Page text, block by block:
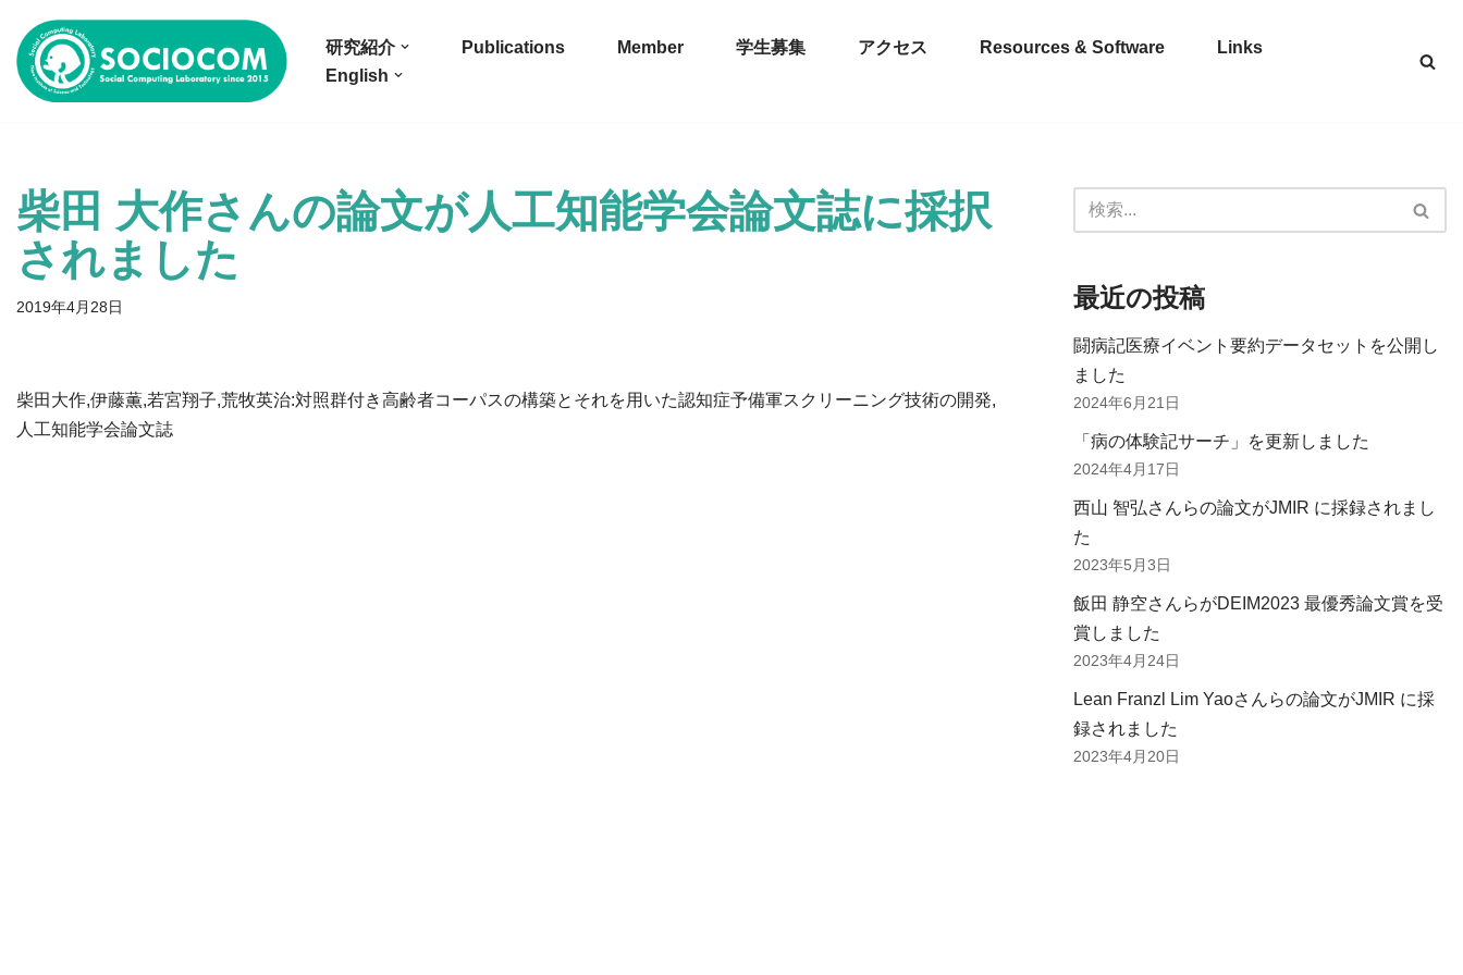
コ
ン
へ
ス
キ
研究紹介 Publications Member 学生募集 アクセス Resources & Software
Links
English
柴田 大作さんの論文が人工知能学会論文誌に採択
されました
2019年4月28日
柴田大作,伊藤薫,若宮翔子,荒牧英治:対照群付き高齢者コーパスの構築とそれを用いた認知症予備軍スクリーニング技術の開発,
人工知能学会論文誌
最近の投稿
闘病記医療イベント要約データセットを公開し
ました
2024年6月21日
「病の体験記サーチ」を更新しました
2024年4月17日
西山 智弘さんらの論文がJMIR に採録されまし
た
2023年5月3日
飯田 静空さんらがDEIM2023 最優秀論文賞を受
賞しました
2023年4月24日
Lean Franzl Lim Yaoさんらの論文がJMIR に採
録されました
2023年4月20日